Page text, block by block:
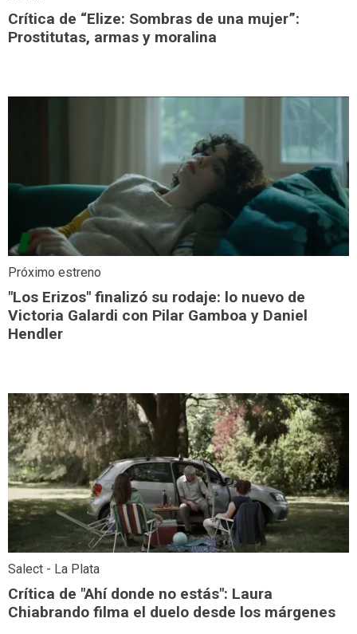
Crítica de “Elize: Sombras de una mujer”:
Prostitutas, armas y moralina
Próximo estreno
"Los Erizos" finalizó su rodaje: lo nuevo de
Victoria Galardi con Pilar Gamboa y Daniel
Hendler
Salect - La Plata
Crítica de "Ahí donde no estás": Laura
Chiabrando filma el duelo desde los márgenes